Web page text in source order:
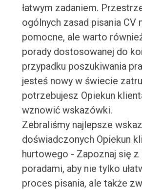
łatwym zadaniem.
ogólnych zasad pisania CV
pomocne, ale warto
porady dostosowanej do
przypadku poszukiwania
jesteś nowy w świecie
potrzebujesz Opiekun
wznowić wskazówki.
Zebraliśmy najlepsze
doświadczonych Opiekun
hurtowego - Zapoznaj się z
poradami, aby nie tylko
proces pisania, ale także